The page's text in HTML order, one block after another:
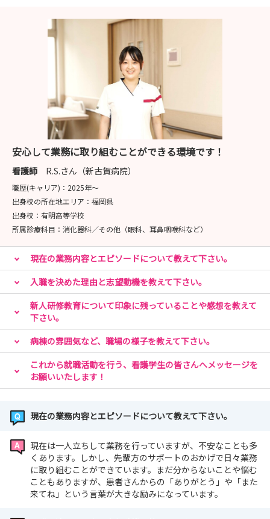
安心して業務に取り組むことができる環境です！
看護師 R.S.さん（新古賀病院）
職歴(キャリア)： 2025年〜
出身校の所在地エリア： 福岡県
出身校： 有明高等学校
所属診療科目： 消化器科／その他（眼科、耳鼻咽喉科など）
現在の業務内容とエピソードについて教えて下さい。
入職を決めた理由と志望動機を教えて下さい。
新人研修教育について印象に残っていることや感想を教えて
下さい。
病棟の雰囲気など、職場の様子を教えて下さい。
これから就職活動を行う、看護学生の皆さんへメッセージを
お願いいたします！
現在の業務内容とエピソードについて教えて下さい。
現在は一人立ちして業務を行っていますが、不安なことも多
くあります。しかし、先輩方のサポートのおかげで日々業務
に取り組むことができています。まだ分からないことや悩む
こともありますが、患者さんからの「ありがとう」や「また
来てね」という言葉が大きな励みになっています。